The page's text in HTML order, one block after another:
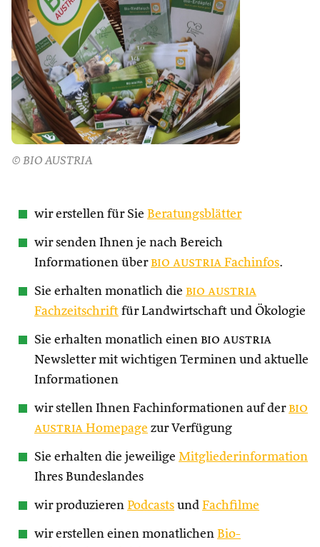
© BIO AUSTRIA
wir erstellen für Sie Beratungsblätter
wir senden Ihnen je nach Bereich
Informationen über bio austria Fachinfos.
Sie erhalten monatlich die bio austria
Fachzeitschrift für Landwirtschaft und Ökologie
Sie erhalten monatlich einen bio austria
Newsletter mit wichtigen Terminen und aktuelle
Informationen
wir stellen Ihnen Fachinformationen auf der bio
austria Homepage zur Verfügung
Sie erhalten die jeweilige Mitgliederinformation
Ihres Bundeslandes
wir produzieren Podcasts und Fachfilme
wir erstellen einen monatlichen Bio-